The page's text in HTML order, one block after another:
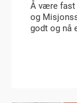
Å være fast
og
godt og nå